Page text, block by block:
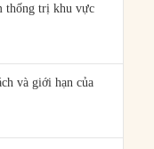
thống trị khu vực
và giới hạn của